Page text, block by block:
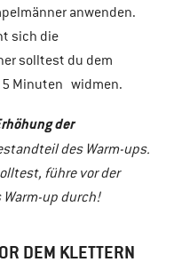
anwenden.
sich die
solltest du dem
Minuten widmen.
der
des Warm-ups.
führe vor der
up durch!
DEM KLETTERN